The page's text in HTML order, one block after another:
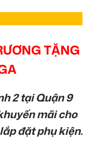
TẶNG
2 tại Quận 9
mãi cho
đặt phụ kiện.